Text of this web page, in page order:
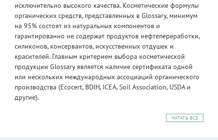
исключительно высокого качества. Косметические формулы
органических средств, представленных в Glossary, минимум
на 95% состоят из натуральных компонентов и
гарантированно не содержат продуктов нефтепереработки,
силиконов, консервантов, искусственных отдушек и
красителей. Главным критерием выбора косметической
продукции Glossary является наличие сертификата одной
или нескольких международных ассоциаций органического
производства (Ecocert, BDIH, ICEA, Soil Association, USDA и
другие).
ЧИТАТЬ ВСЕ